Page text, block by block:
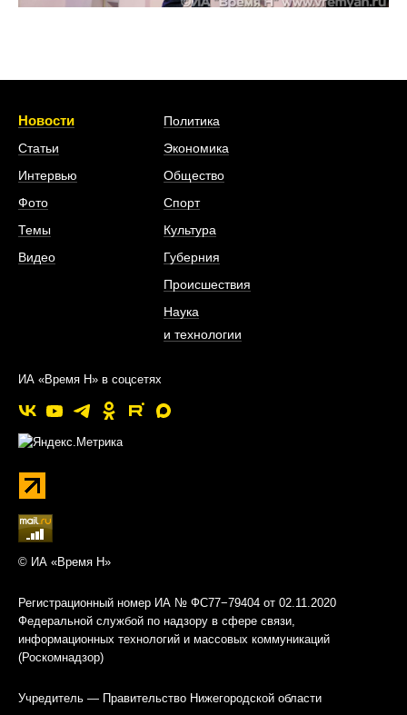
Новости
Статьи
Интервью
Фото
Темы
Видео
Политика
Экономика
Общество
Спорт
Культура
Губерния
Происшествия
Наука
и технологии
ИА «Время Н» в соцсетях
© ИА «Время Н»
Регистрационный номер ИА № ФС77−79404 от 02.11.2020
Федеральной службой по надзору в сфере связи,
информационных технологий и массовых коммуникаций
(Роскомнадзор)
Учредитель — Правительство Нижегородской области